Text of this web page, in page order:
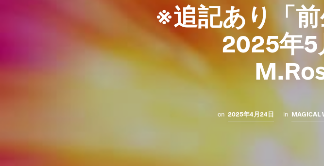
※追記あり「前
2025年5
on 2025年4月24日 in MAGICAL